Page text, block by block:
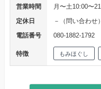
営業時間
月〜土10:00〜
定休日
－（問い合わせ）
電話番号
080-1882-1792
特徴 もみほぐし